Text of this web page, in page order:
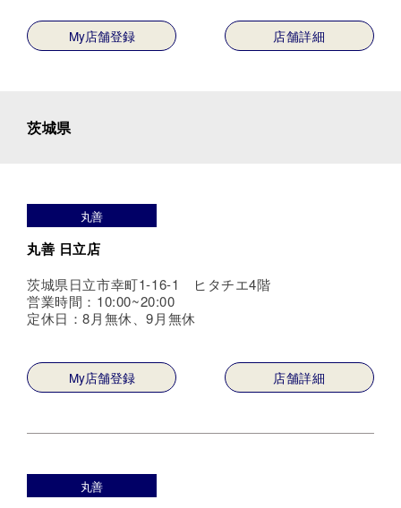
My店舗登録 店舗詳細
茨城県
丸善
丸善 日立店
茨城県日立市幸町1-16-1 ヒタチエ4階
営業時間：10:00~20:00
定休日：8月無休、9月無休
My店舗登録 店舗詳細
丸善